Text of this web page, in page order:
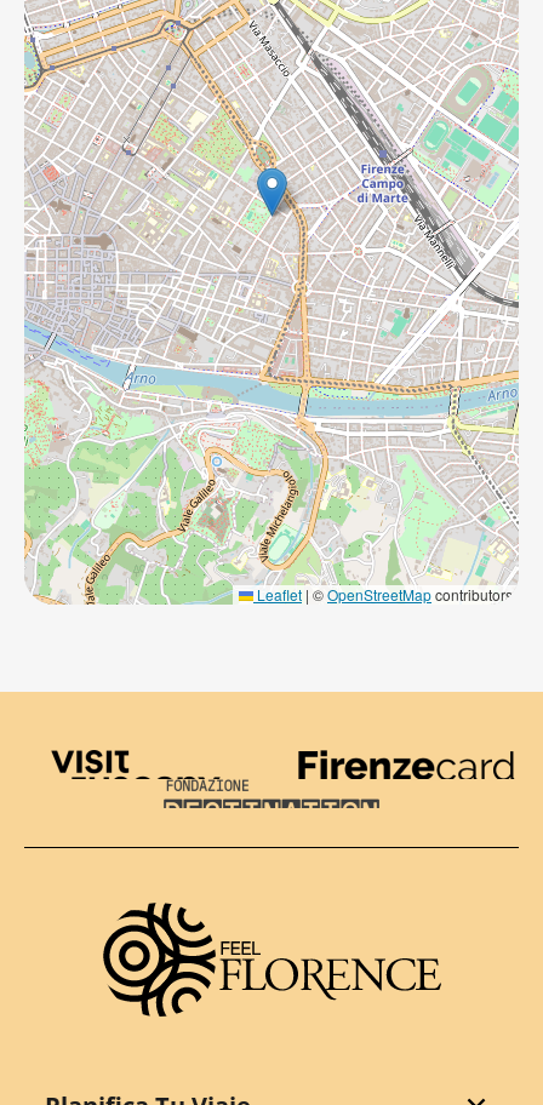
Leaflet | ©OpenStreetMapcontributors
Visit Tuscany
Firenze Card
Destination Florence